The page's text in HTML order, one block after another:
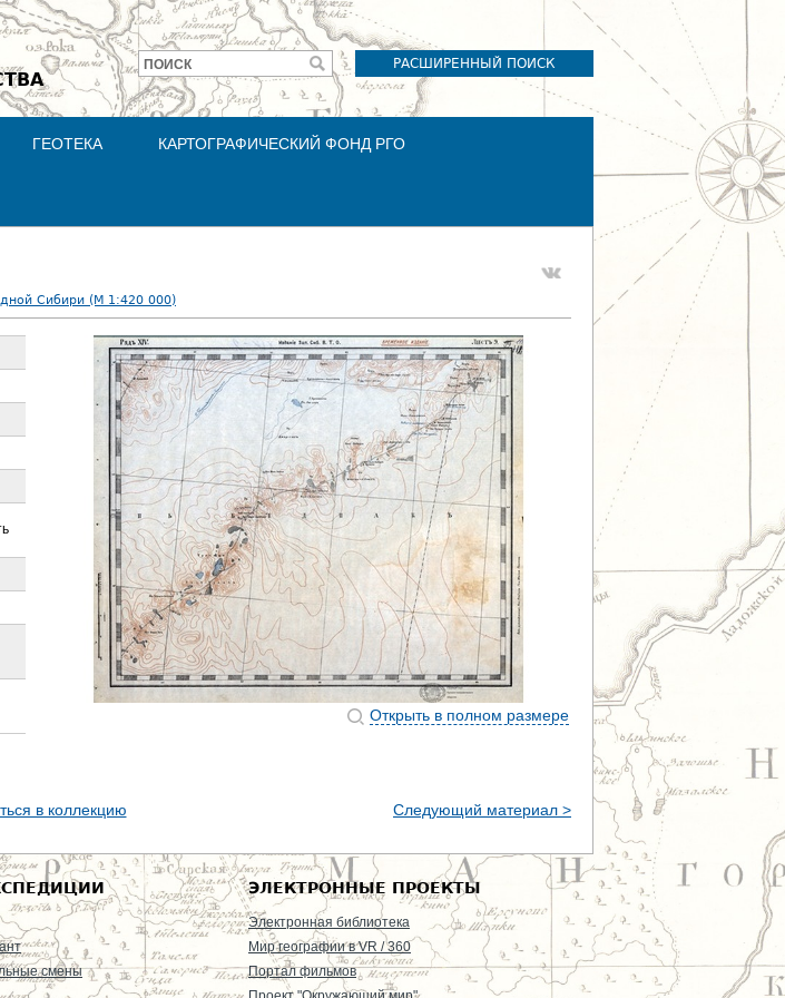
to navigation
РАСШИРЕННЫЙ ПОИСК
Форма
поиска
ПОИСК
ГЕОТЕКА КАРТОГРАФИЧЕСКИЙ ФОНД РГО
Сибири (М 1:420 000)
Открыть в полном размере
в коллекцию Следующий материал >
смены
ЭЛЕКТРОННЫЕ ПРОЕКТЫ
Электронная библиотека
Мир географии в VR / 360
Портал фильмов